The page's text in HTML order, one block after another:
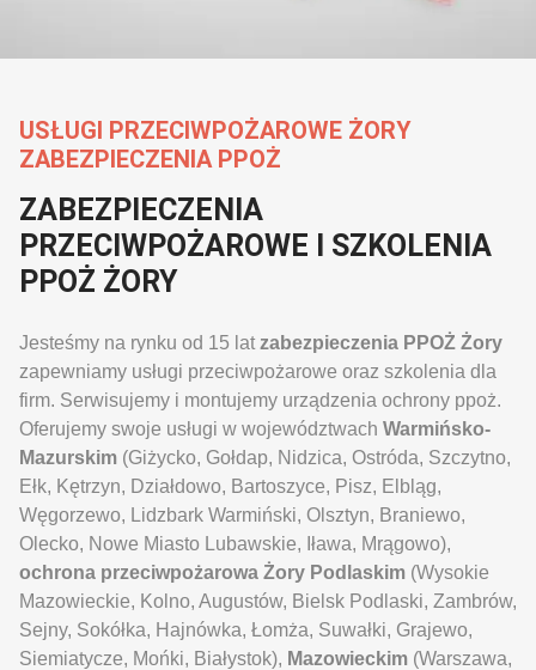
USŁUGI PRZECIWPOŻAROWE ŻORY
ZABEZPIECZENIA PPOŻ
ZABEZPIECZENIA
PRZECIWPOŻAROWE I SZKOLENIA
PPOŻ ŻORY
Jesteśmy na rynku od 15 lat zabezpieczenia PPOŻ Żory
zapewniamy usługi przeciwpożarowe oraz szkolenia dla
firm. Serwisujemy i montujemy urządzenia ochrony ppoż.
Oferujemy swoje usługi w województwach Warmińsko-
Mazurskim (Giżycko, Gołdap, Nidzica, Ostróda, Szczytno,
Ełk, Kętrzyn, Działdowo, Bartoszyce, Pisz, Elbląg,
Węgorzewo, Lidzbark Warmiński, Olsztyn, Braniewo,
Olecko, Nowe Miasto Lubawskie, Iława, Mrągowo),
ochrona przeciwpożarowa Żory Podlaskim (Wysokie
Mazowieckie, Kolno, Augustów, Bielsk Podlaski, Zambrów,
Sejny, Sokółka, Hajnówka, Łomża, Suwałki, Grajewo,
Siemiatycze, Mońki, Białystok), Mazowieckim (Warszawa,